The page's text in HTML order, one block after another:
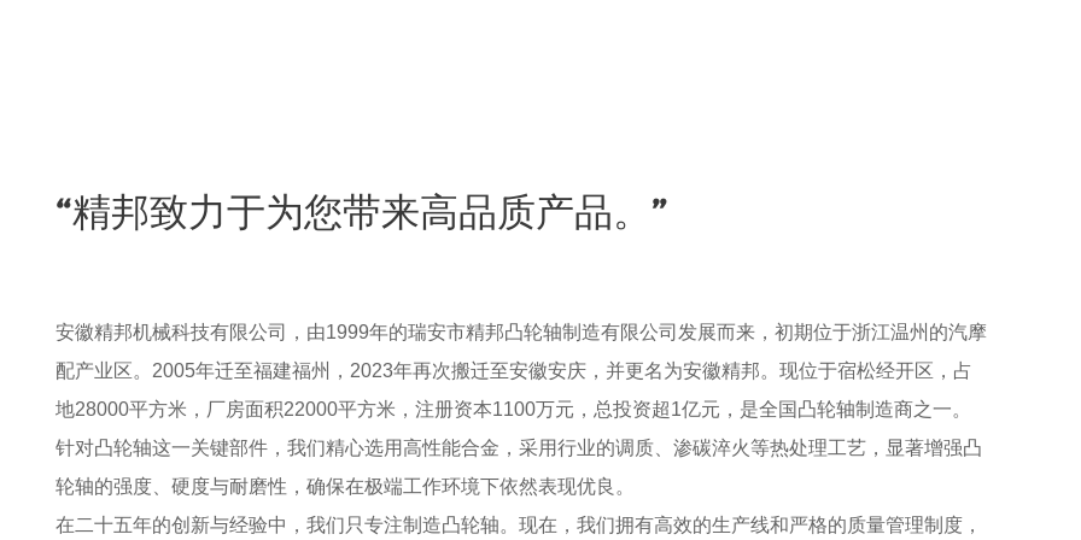
“精邦致力于为您带来高品质产品。”
安徽精邦机械科技有限公司，由1999年的瑞安市精邦凸轮轴制造有限公司发展而来，初期位于浙江温州的汽摩
配产业区。2005年迁至福建福州，2023年再次搬迁至安徽安庆，并更名为安徽精邦。现位于宿松经开区，占
地28000平方米，厂房面积22000平方米，注册资本1100万元，总投资超1亿元，是全国凸轮轴制造商之一。
针对凸轮轴这一关键部件，我们精心选用高性能合金，采用行业的调质、渗碳淬火等热处理工艺，显著增强凸
轮轴的强度、硬度与耐磨性，确保在极端工作环境下依然表现优良。
在二十五年的创新与经验中，我们只专注制造凸轮轴。现在，我们拥有高效的生产线和严格的质量管理制度，